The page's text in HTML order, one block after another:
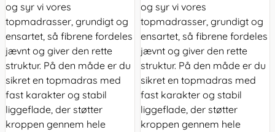
og syr vi vores
topmadrasser, grundigt og
ensartet, så fibrene fordeles
jævnt og giver den rette
struktur. På den måde er du
sikret en topmadras med
fast karakter og stabil
liggeflade, der støtter
kroppen gennem hele
og syr vi vores
topmadrasser, grundigt og
ensartet, så fibrene fordeles
jævnt og giver den rette
struktur. På den måde er du
sikret en topmadras med
fast karakter og stabil
liggeflade, der støtter
kroppen gennem hele